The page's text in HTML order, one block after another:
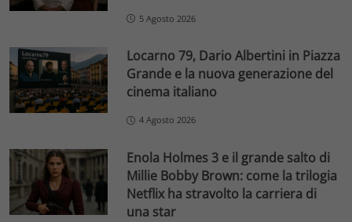
5 Agosto 2026
Locarno 79, Dario Albertini in Piazza
Grande e la nuova generazione del
cinema italiano
4 Agosto 2026
Enola Holmes 3 e il grande salto di
Millie Bobby Brown: come la trilogia
Netflix ha stravolto la carriera di
una star